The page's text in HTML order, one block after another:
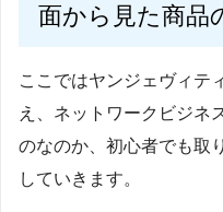
面から見た商品
ここではヤンジェヴィテ
え、ネットワークビジネ
のなのか、初心者でも取
していきます。